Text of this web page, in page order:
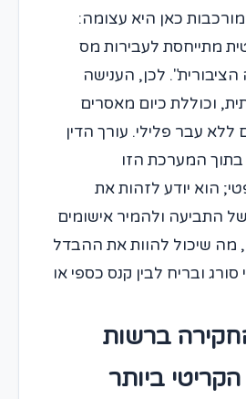
כאן היא עצומה:
מתייחסת לעבירות מס
לכן, הענישה
וכוללת כיום מאסרים
ללא עבר פלילי. עורך הדין
בתוך המערכת הזו
הוא יודע לזהות את
התביעה ולהמיר אישומים
מה שיכול להוות את ההבדל
ובריח לבין קנס כספי או
ברשות
ביותר